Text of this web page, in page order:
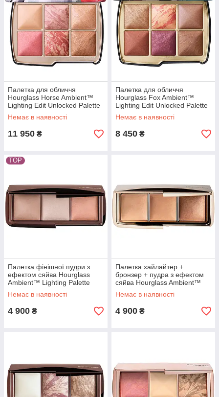
Палетка для обличчя
Hourglass Horse Ambient™
Lighting Edit Unlocked Palette
8.4 г
Немає в наявності
11 950 ₴
Палетка для обличчя
Hourglass Fox Ambient™
Lighting Edit Unlocked Palette
8.4 г
Немає в наявності
8 450 ₴
TOP
Палетка фінішної пудри з
ефектом сяйва Hourglass
Ambient™ Lighting Palette
Volume I 9.9 г
Немає в наявності
4 900 ₴
Палетка хайлайтер +
бронзер + пудра з ефектом
сяйва Hourglass Ambient™
Lighting Palette Volume II 3 х 3
гНемає в наявності
4 900 ₴